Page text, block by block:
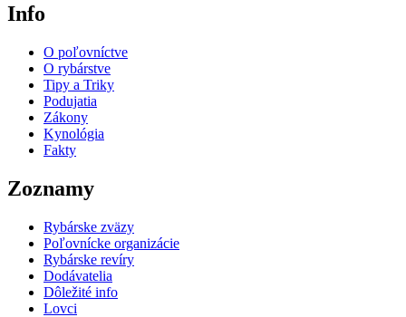
Info
O poľovníctve
O rybárstve
Tipy a Triky
Podujatia
Zákony
Kynológia
Fakty
Zoznamy
Rybárske zväzy
Poľovnícke organizácie
Rybárske revíry
Dodávatelia
Dôležité info
Lovci